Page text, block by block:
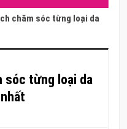
chăm sóc từng loại da
sóc từng loại da